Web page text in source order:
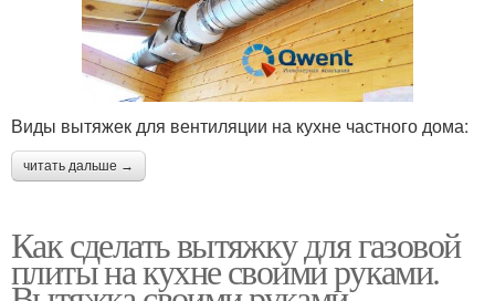
Виды вытяжек для вентиляции на кухне частного дома:
читать дальше →
Как сделать вытяжку для газовой
плиты на кухне своими руками.